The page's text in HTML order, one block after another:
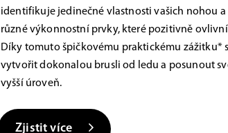
identifikuje jedinečné vlastnosti vašich nohou
různé výkonnostní prvky, které pozitivně ovlivní
Díky tomuto špičkovému praktickému zážitku*
vytvořit dokonalou brusli od ledu a posunout
vyšší úroveň.
Zjistit více